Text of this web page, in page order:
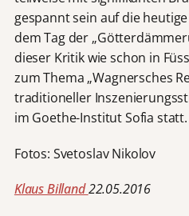
gespannt sein auf die heutige
dem Tag der
dieser Kritik wie schon in
zum Thema „Wagnersches
traditioneller
im Goethe-Institut Sofia statt.
Fotos: Svetoslav Nikolov
Klaus Billand22.05.2016